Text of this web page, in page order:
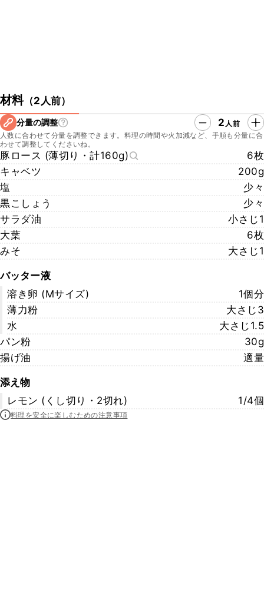
材料（2人前）
分量の調整 2 人前
人数に合わせて分量を調整できます。料理の時間や火加減など、手順も分量に合
わせて調整してくださいね。
豚ロース (薄切り・計160g)
6枚
キャベツ
200g
塩
少々
黒こしょう
少々
サラダ油
小さじ1
大葉
6枚
みそ
大さじ1
バッター液
溶き卵 (Mサイズ)
1個分
薄力粉
大さじ3
水
大さじ1.5
パン粉
30g
揚げ油
適量
添え物
レモン (くし切り・2切れ)
1/4個
料理を安全に楽しむための注意事項